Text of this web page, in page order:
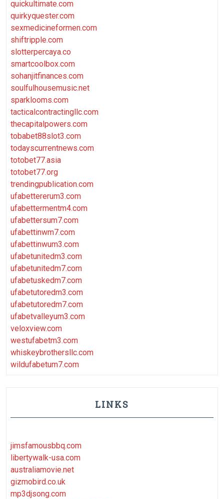
quickultimate.com
quirkyquester.com
sexmedicineformen.com
shiftripple.com
slotterpercaya.co
smartcoolbox.com
sohanjitfinances.com
soulfulhousemusic.net
sparklooms.com
tacticalcontractingllc.com
thecapitalpowers.com
tobabet88slot3.com
todayscurrentnews.com
totobet77.asia
totobet77.org
trendingpublication.com
ufabettererum3.com
ufabettermentm4.com
ufabettersum7.com
ufabettinwm7.com
ufabettinwum3.com
ufabetunitedm3.com
ufabetunitedm7.com
ufabetuskedm7.com
ufabetutoredm3.com
ufabetutoredm7.com
ufabetvalleyum3.com
veloxview.com
westufabetm3.com
whiskeybrothersllc.com
wildufabetum7.com
LINKS
jimsfamousbbq.com
libertywalk-usa.com
australiamovie.net
gizmobird.co.uk
mp3djsong.com